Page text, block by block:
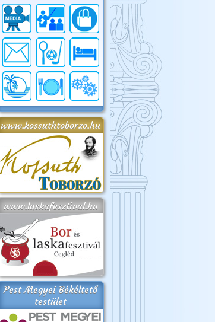
www.kossuthtoborzo.hu
www.laskafesztival.hu
Pest Megyei Békéltető
testület